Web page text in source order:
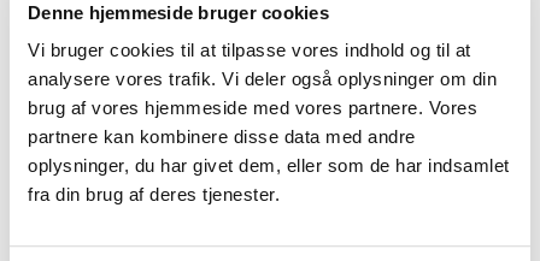
Denne hjemmeside bruger cookies
Vi bruger cookies til at tilpasse vores indhold og til at
analysere vores trafik. Vi deler også oplysninger om din
brug af vores hjemmeside med vores partnere. Vores
partnere kan kombinere disse data med andre
oplysninger, du har givet dem, eller som de har indsamlet
fra din brug af deres tjenester.
De arbejder tæt sammen med læger,
sygeplejersker og andre
sundhedsprofessionelle for at sikre en
integreret og holistisk tilgang til
patientens behandling. Dette inkluderer
regelmæssig kommunikation, koordinering
af behandlingsplaner og samarbejde om at